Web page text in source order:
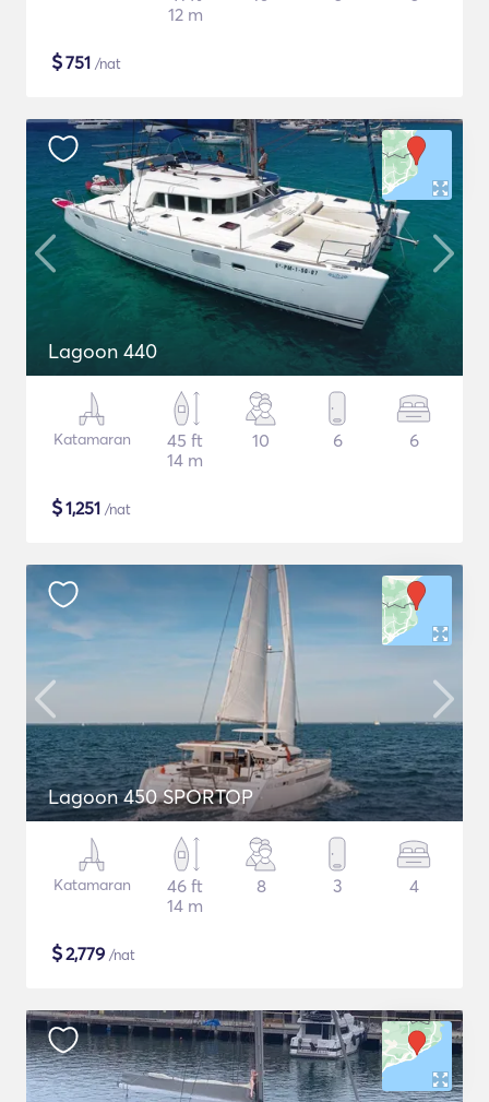
12 m
$751 /nat
Lagoon 440
Katamaran
45 ft
14 m
10 6 6
$1,251 /nat
Lagoon 450 SPORTOP
Katamaran
46 ft
14 m
8 3 4
$2,779 /nat